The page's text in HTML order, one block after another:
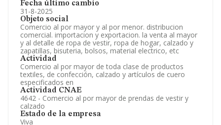
Fecha último cambio
31-8-2025
Objeto social
Comercio al por mayor y al por menor. distribucion
comercial. importacion y exportacion. la venta al mayor
y al detalle de ropa de vestir, ropa de hogar, calzado y
zapatillas, bisuteria, bolsos, material electrico, etc
Actividad
Comercio al por mayor de toda clase de productos
textiles, de confección, calzado y artículos de cuero
especificados en
Actividad CNAE
4642 - Comercio al por mayor de prendas de vestir y
calzado
Estado de la empresa
Viva